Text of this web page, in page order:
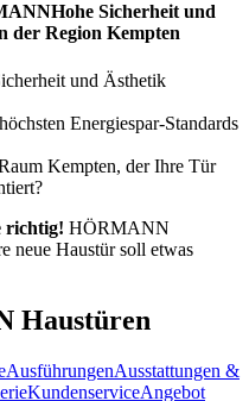
Hohe Sicherheit und
der Region Kempten
und Ästhetik
Energiespar-Standards
Kempten, der Ihre Tür
richtig! HÖRMANN
neue Haustür soll etwas
Haustüren
AusführungenAusstattungen &
KundenserviceAngebot